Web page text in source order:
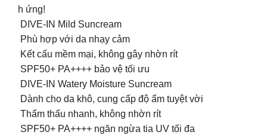
h ứng!
DIVE-IN Mild Suncream
️ Phù hợp với da nhạy cảm
️ Kết cấu mềm mại, không gây nhờn rít
️ SPF50+ PA++++ bảo vệ tối ưu
DIVE-IN Watery Moisture Suncream
️ Dành cho da khô, cung cấp độ ẩm tuyệt vời
️ Thẩm thấu nhanh, không nhờn rít
️ SPF50+ PA++++ ngăn ngừa tia UV tối đa